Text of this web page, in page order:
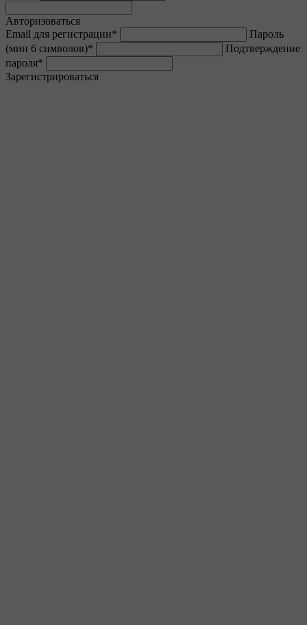
Авторизоваться
Email для регистрации*
Пароль
(мин 6 символов)*
Подтверждение
пароля*
Зарегистрироваться